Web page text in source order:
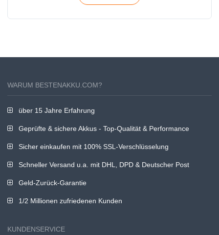
WARUM BESTENAKKU.COM?
über 15 Jahre Erfahrung
Geprüfte & sichere Akkus - Top-Qualität & Performance
Sicher einkaufen mit 100% SSL-Verschlüsselung
Schneller Versand u.a. mit DHL, DPD & Deutscher Post
Geld-Zurück-Garantie
1/2 Millionen zufriedenen Kunden
KUNDENSERVICE